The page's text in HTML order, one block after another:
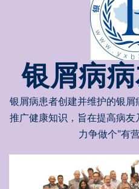
银屑病
银屑病患者创建并维护的银屑
推广健康知识，旨在提高病友
力争做个"有